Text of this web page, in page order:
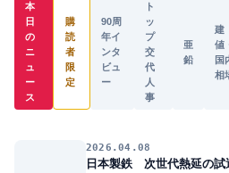
本
日
の
ニ
ュ
ー
ス
購
読
者
限
定
90周
年イ
ンタ
ビュ
ー
ト
ッ
プ
交
代
人
事
亜
鉛
建
値
国
相
2026.04.08
日本製鉄 次世代熱延の